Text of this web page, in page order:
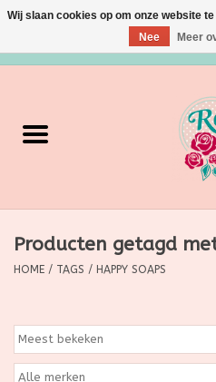
Verzorging
Grimeermateriaal
Huishoudartikelen
Producten getagd
HOME / TAGS / HAPPY SOAPS
Wij slaan cookies op om onze website
Nee
Meer